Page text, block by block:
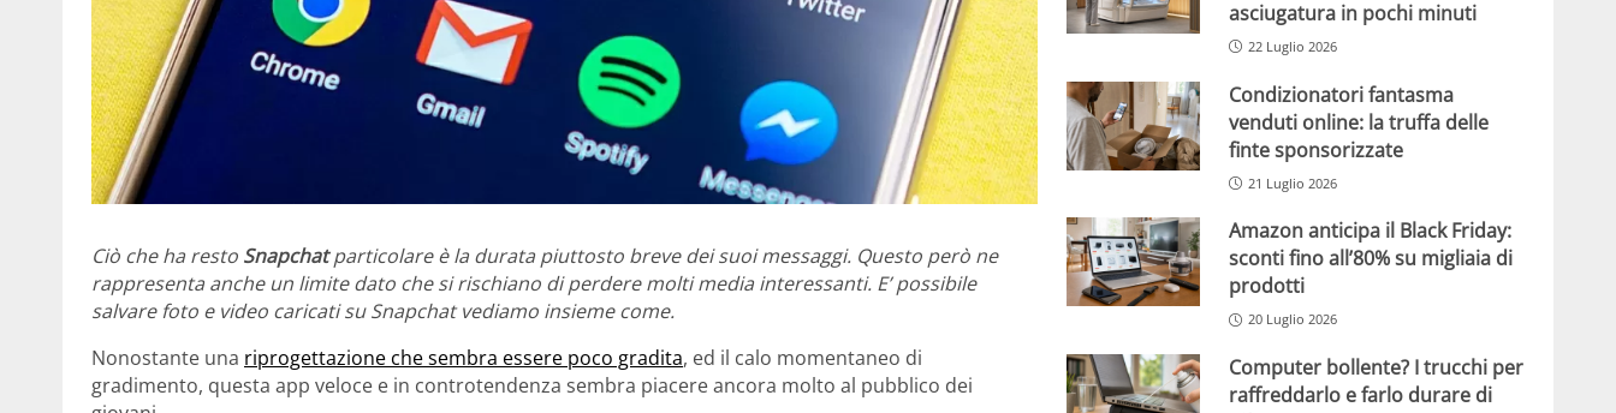
Ciò che ha resto Snapchatparticolare è la durata piuttosto breve dei suoi messaggi. Questo però ne
rappresenta anche un limite dato che si rischiano di perdere molti media interessanti. E’ possibile
salvare foto e video caricati su Snapchat vediamo insieme come.
Nonostante una riprogettazione che sembra essere poco gradita, ed il calo momentaneo di
gradimento, questa app veloce e in controtendenza sembra piacere ancora molto al pubblico dei
asciugatura in pochi minuti
22 Luglio 2026
Condizionatori fantasma
venduti online: la truffa delle
finte sponsorizzate
21 Luglio 2026
Amazon anticipa il Black Friday:
sconti fino all’80% su migliaia di
prodotti
20 Luglio 2026
Computer bollente? I trucchi per
raffreddarlo e farlo durare di